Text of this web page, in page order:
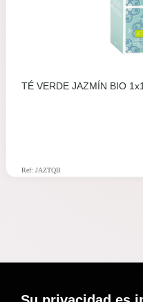
TÉ VERDE
Ref: JAZTQB